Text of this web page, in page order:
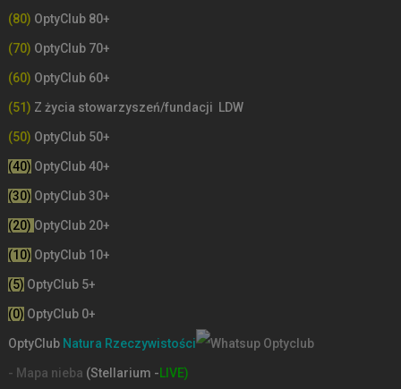
(80) OptyClub 80+
(70) OptyClub 70+
(60) OptyClub 60+
(51) Z życia stowarzyszeń/fundacji LDW
(50) OptyClub 50+
(40) OptyClub 40+
(30) OptyClub 30+
(20) OptyClub 20+
(10) OptyClub 10+
(5) OptyClub 5+
(0) OptyClub 0+
OptyClub Natura Rzeczywistości
- Mapa nieba (Stellarium -LIVE)